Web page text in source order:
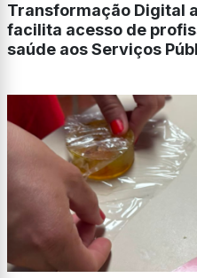
Transformação Digital
facilita acesso de
saúde aos Serviços